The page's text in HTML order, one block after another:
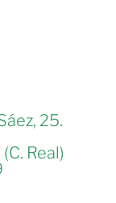
25.
Real)